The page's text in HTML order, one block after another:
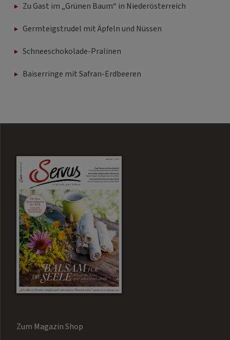
Zu Gast im „Grünen Baum“ in Niederösterreich
Germteigstrudel mit Äpfeln und Nüssen
Schneeschokolade-Pralinen
Baiserringe mit Safran-Erdbeeren
Zum Magazin Shop